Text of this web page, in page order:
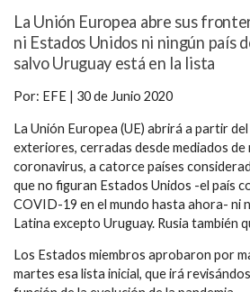
La Unión Europea abre sus
ni Estados Unidos ni ningún país
salvo Uruguay está en la lista
Por: EFE | 30 de Junio 2020
La Unión Europea (UE) abrirá a partir
exteriores, cerradas desde mediados de
coronavirus, a catorce países
que no figuran Estados Unidos -el país
COVID-19 en el mundo hasta ahora- ni
Latina excepto Uruguay. Rusia también
Los Estados miembros aprobaron por
martes esa lista inicial, que irá